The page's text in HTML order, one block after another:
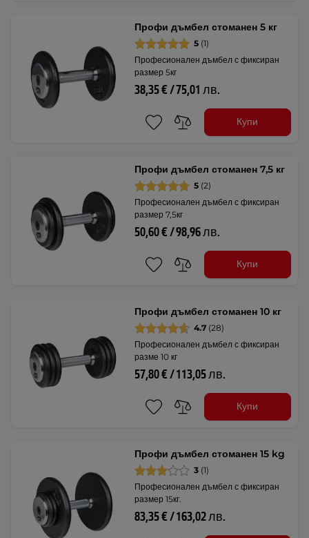
Профи дъмбел стоманен 5 кг
5 (1)
Професионален дъмбел с фиксиран
размер 5кг
38,35 € / 75,01 лв.
Купи
Профи дъмбел стоманен 7,5 кг
5 (2)
Професионален дъмбел с фиксиран
размер 7,5кг
50,60 € / 98,96 лв.
Купи
Профи дъмбел стоманен 10 кг
4.7 (28)
Професионален дъмбел с фиксиран
разме 10 кг
57,80 € / 113,05 лв.
Купи
Профи дъмбел стоманен 15 kg
3 (1)
Професионален дъмбел с фиксиран
размер 15кг.
83,35 € / 163,02 лв.